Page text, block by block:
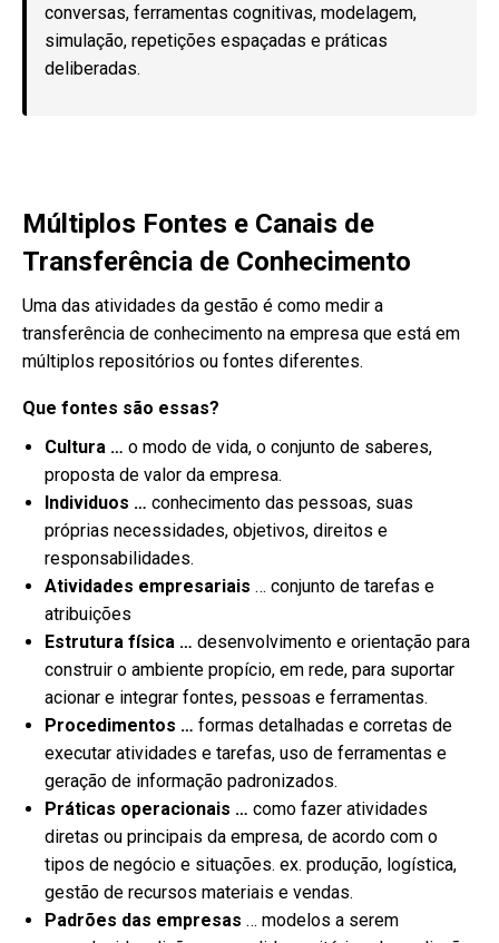
conversas, ferramentas cognitivas, modelagem,
simulação, repetições espaçadas e práticas
deliberadas.
Múltiplos Fontes e Canais de
Transferência de Conhecimento
Uma das atividades da gestão é como medir a
transferência de conhecimento na empresa que está em
múltiplos repositórios ou fontes diferentes.
Que fontes são essas?
Cultura … o modo de vida, o conjunto de saberes,
proposta de valor da empresa.
Individuos … conhecimento das pessoas, suas
próprias necessidades, objetivos, direitos e
responsabilidades.
Atividades empresariais … conjunto de tarefas e
atribuições
Estrutura física … desenvolvimento e orientação para
construir o ambiente propício, em rede, para suportar
acionar e integrar fontes, pessoas e ferramentas.
Procedimentos … formas detalhadas e corretas de
executar atividades e tarefas, uso de ferramentas e
geração de informação padronizados.
Práticas operacionais … como fazer atividades
diretas ou principais da empresa, de acordo com o
tipos de negócio e situações. ex. produção, logística,
gestão de recursos materiais e vendas.
Padrões das empresas … modelos a serem